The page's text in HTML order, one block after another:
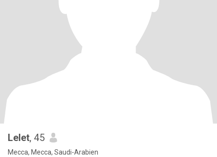
Lelet, 45
Mecca, Mecca, Saudi-Arabien